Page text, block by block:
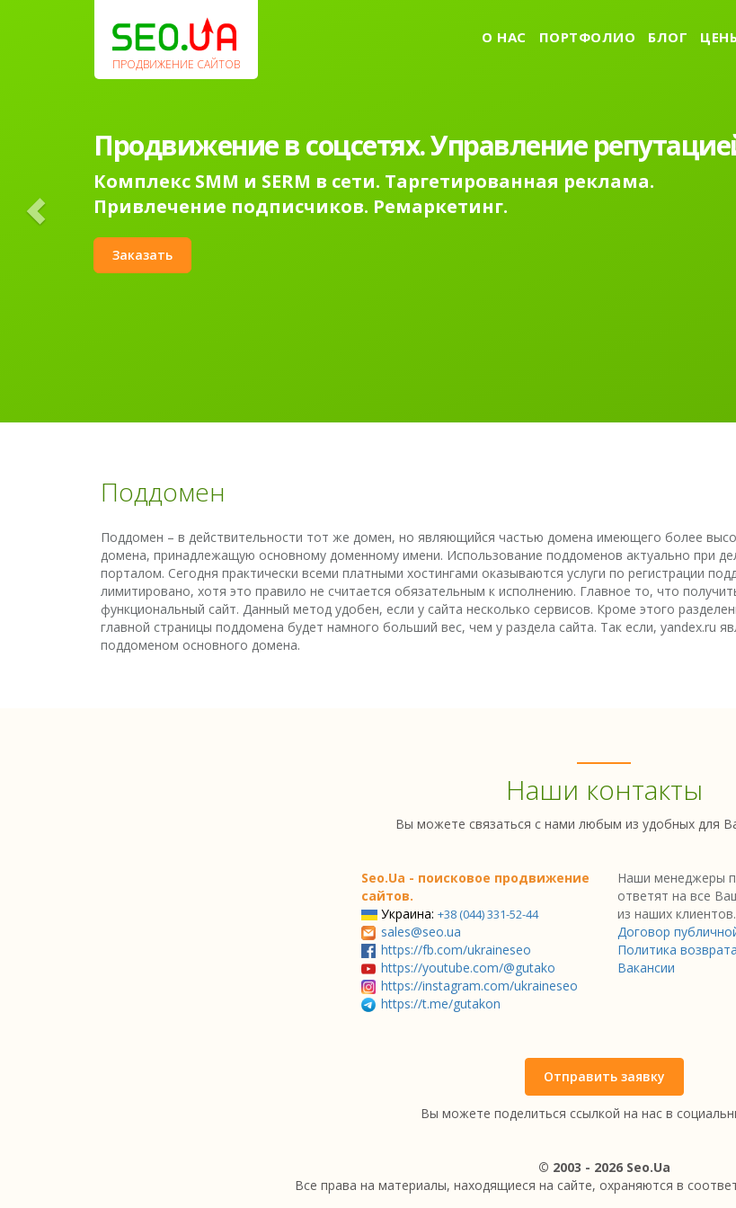
ПРОДВИЖЕНИЕ САЙТОВ
О НАС ПОРТФОЛИО БЛОГ
Продвижение в соцсетях. Управление
Комплекс SMM и SERM в сети. Таргетированная реклама.
Привлечение подписчиков. Ремаркетинг.
Заказать
Поддомен
Поддомен – в действительности тот же домен, но являющийся частью домена имеющего более
домена, принадлежащую основному доменному имени. Использование поддоменов актуально при
порталом. Сегодня практически всеми платными хостингами оказываются услуги по регистрации
лимитировано, хотя это правило не считается обязательным к исполнению. Главное то, что
функциональный сайт. Данный метод удобен, если у сайта несколько сервисов. Кроме этого
главной страницы поддомена будет намного больший вес, чем у раздела сайта. Так если, yandex.ru
поддоменом основного домена.
Наши контакты
Вы можете связаться с нами любым из удобных для
Seo.Ua - поисковое продвижение
сайтов.
Украина: +38 (044) 331-52-44
sales@seo.ua
https://fb.com/ukraineseo
https://youtube.com/@gutako
https://instagram.com/ukraineseo
https://t.me/gutakon
Наши менеджеры
ответят на все
из наших
Договор
Политика возврата
Вакансии
Отправить заявку
Вы можете поделиться ссылкой на нас в
© 2003 - 2026 Seo.Ua
Все права на материалы, находящиеся на сайте, охраняются в